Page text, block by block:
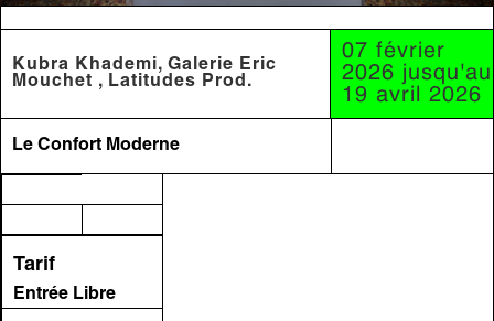
Kubra Khademi, Galerie Eric
Mouchet , Latitudes Prod.
07 février
2026 jusqu'au
19 avril 2026
Le Confort Moderne
Tarif
Entrée Libre